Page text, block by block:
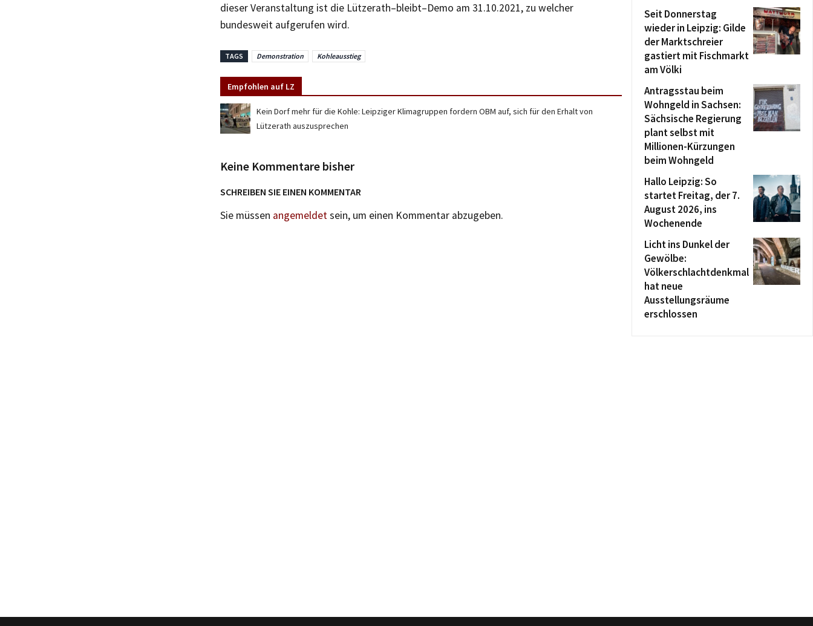
dieserVeranstaltung ist die Lützerath–bleibt–Demo am 31.10.2021, zu welcher
bundesweit aufgerufen wird.
TAGS Demonstration Kohleausstieg
Empfohlen auf LZ
Kein Dorf mehr für die Kohle: Leipziger Klimagruppen fordern OBM auf, sich für den Erhalt von
Lützerath auszusprechen
Keine Kommentare bisher
SCHREIBEN SIE EINEN KOMMENTAR
Sie müssen angemeldetsein, um einen Kommentar abzugeben.
Seit Donnerstag
wieder in Leipzig: Gilde
der Marktschreier
gastiert mit Fischmarkt
am Völki
Antragsstau beim
Wohngeld in Sachsen:
Sächsische Regierung
plant selbst mit
Millionen-Kürzungen
beim Wohngeld
Hallo Leipzig: So
startet Freitag, der 7.
August 2026, ins
Wochenende
Licht ins Dunkel der
Gewölbe:
Völkerschlachtdenkmal
hat neue
Ausstellungsräume
erschlossen